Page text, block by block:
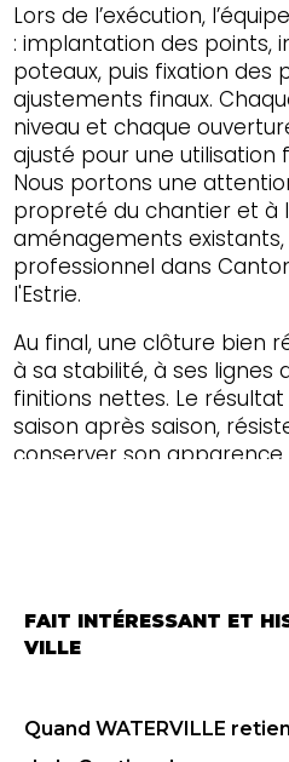
Lors de l’exécution,
: implantation des points,
poteaux, puis fixation des
ajustements finaux.
niveau et chaque
ajusté pour une utilisation
Nous portons une
propreté du chantier et à
aménagements
professionnel dans
l'Estrie.
Au final, une clôture bien
à sa stabilité, à ses lignes
finitions nettes. Le
saison après saison,
conserver son
FAIT INTÉRESSANT ET
VILLE
Quand WATERVILLE